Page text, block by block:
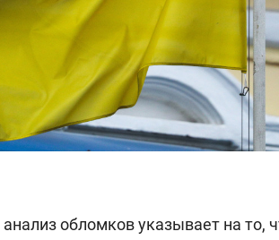
обломков указывает на то,